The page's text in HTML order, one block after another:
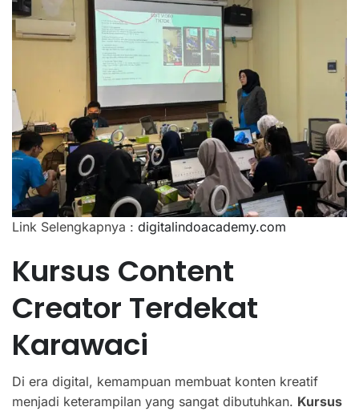
Link Selengkapnya : digitalindoacademy.com
Kursus Content
Creator Terdekat
Karawaci
Di era digital, kemampuan membuat konten kreatif
menjadi keterampilan yang sangat dibutuhkan. Kursus